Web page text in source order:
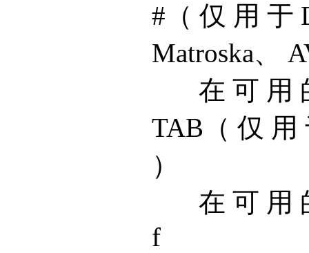
#（ 仅 用 于
Matroska、
在 可 用
TAB（ 仅 用
）
在 可 用
f